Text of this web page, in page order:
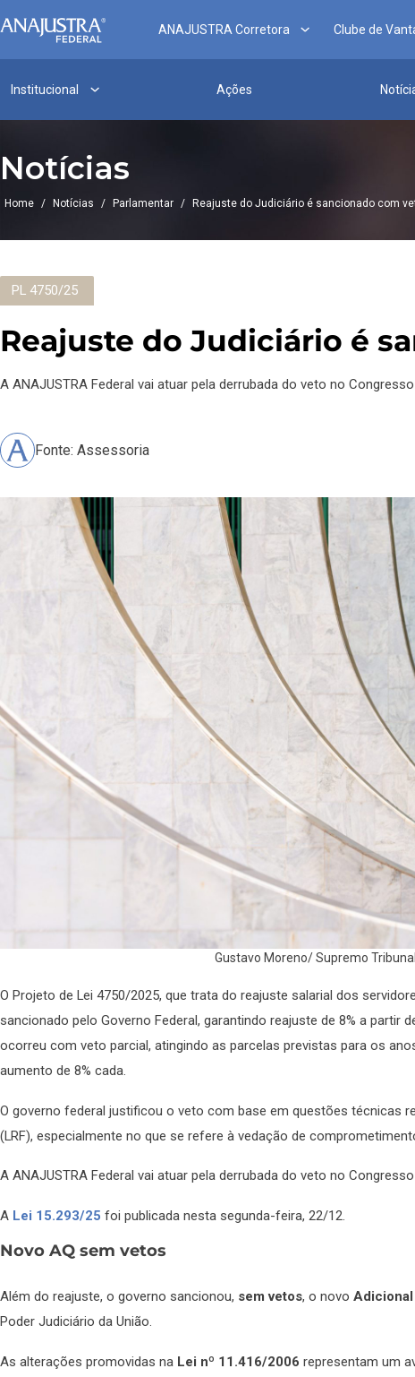
ANAJUSTRA Corretora Clube de
Institucional Ações
Notícias
Home / Notícias / Parlamentar / Reajuste do Judiciário é sancionado com
PL 4750/25
Reajuste do Judiciário é
A ANAJUSTRA Federal vai atuar pela derrubada do veto no
Fonte: Assessoria
Gustavo Moreno/ Supremo
O Projeto de Lei 4750/2025, que trata do reajuste salarial dos
sancionado pelo Governo Federal, garantindo reajuste de 8% a partir
ocorreu com veto parcial, atingindo as parcelas previstas para os
aumento de 8% cada.
O governo federal justificou o veto com base em questões técnicas
(LRF), especialmente no que se refere à vedação de
A ANAJUSTRA Federal vai atuar pela derrubada do veto no
A Lei 15.293/25 foi publicada nesta segunda-feira, 22/12.
Novo AQ sem vetos
Além do reajuste, o governo sancionou, sem vetos, o novo
Poder Judiciário da União.
As alterações promovidas na Lei nº 11.416/2006 representam um